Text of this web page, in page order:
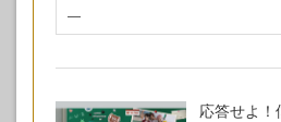
—
応答せよ！